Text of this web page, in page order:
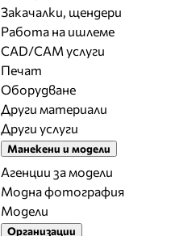
Закачалки, щендери
Работа на ишлеме
CAD/CAM услуги
Печат
Оборудване
Други материали
Други услуги
Манекени и модели
Агенции за модели
Модна фотография
Модели
Организации